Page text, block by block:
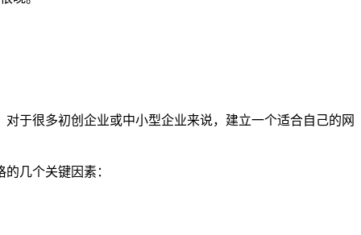
于很多初创企业或中小型企业来说，建立一个适合自己的网
几个关键因素：